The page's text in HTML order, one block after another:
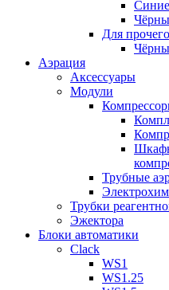
Синие
Для
Аэрация
Аксессуары
Модули
Трубные
Трубки
Эжектора
Блоки автоматики
Clack
WS1
WS1.25